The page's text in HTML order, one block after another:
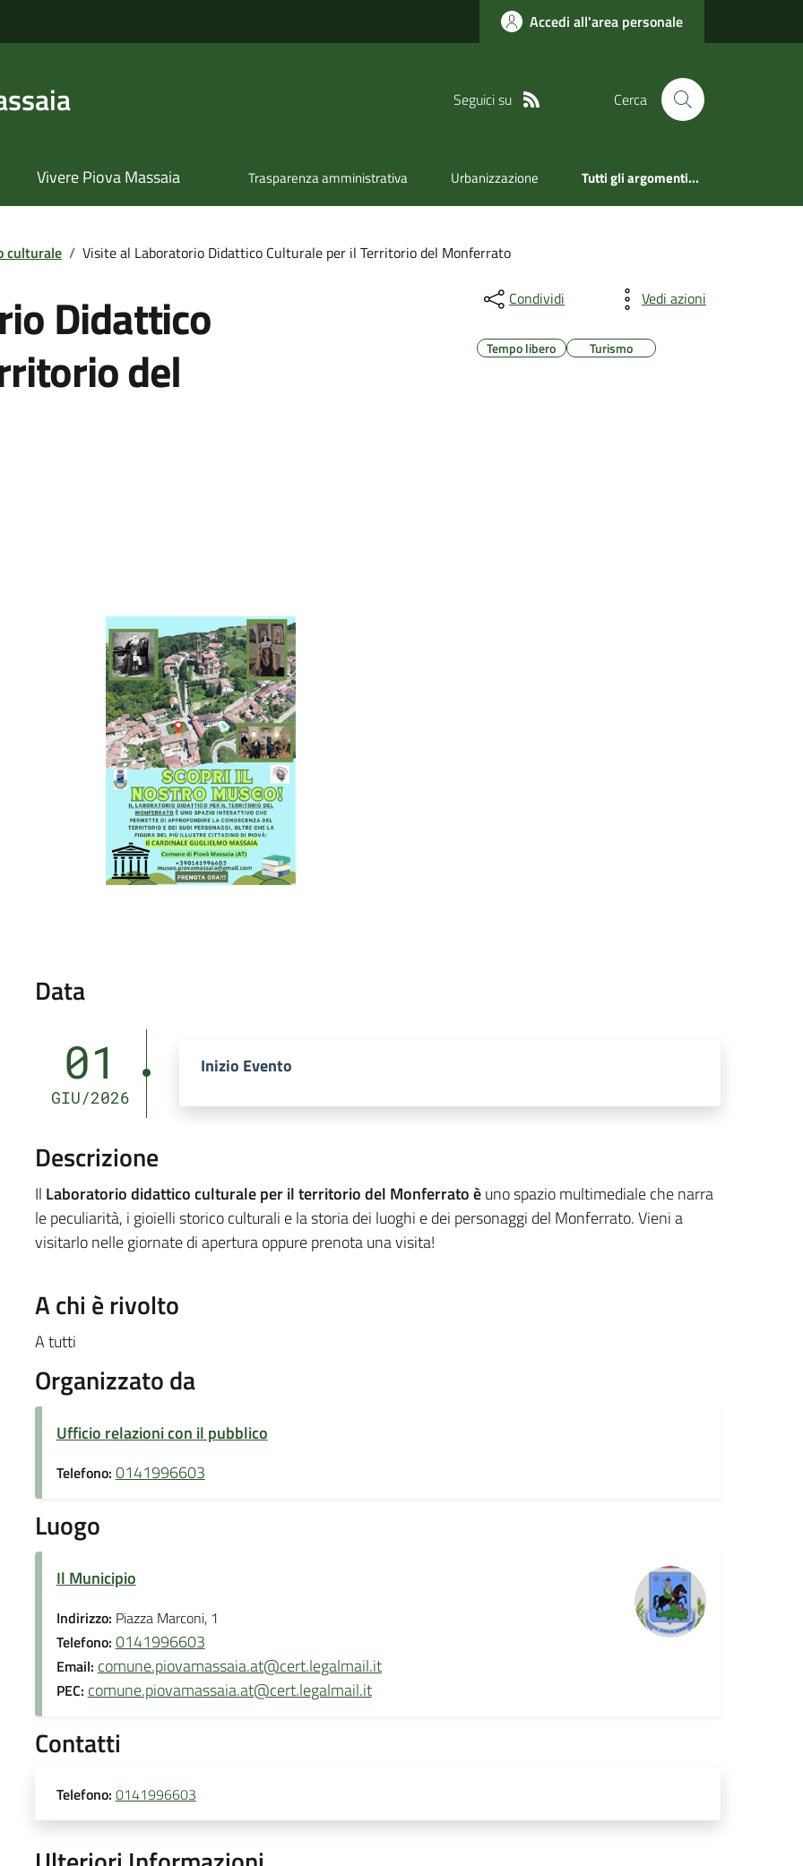
Accedi all'area personale
Seguici su Cerca
Vivere Piova Massaia Trasparenza amministrativa Urbanizzazione Tutti gli argomenti...
culturale / Visite al Laboratorio Didattico Culturale per il Territorio del Monferrato
Didattico
del
Condividi Vedi azioni
Tempo libero Turismo
Data
01
GIU/2026
Inizio Evento
Descrizione
Il Laboratorio didattico culturale per il territorio del Monferrato èuno spazio multimediale che narra
le peculiarità, i gioielli storico culturali e la storia dei luoghi e dei personaggi del Monferrato. Vieni a
visitarlo nelle giornate di apertura oppure prenota una visita!
A chi è rivolto
A tutti
Organizzato da
Ufficio relazioni con il pubblico
Telefono: 0141996603
Luogo
Il Municipio
Indirizzo: Piazza Marconi, 1
Telefono: 0141996603
Email: comune.piovamassaia.at@cert.legalmail.it
PEC: comune.piovamassaia.at@cert.legalmail.it
Contatti
Telefono: 0141996603